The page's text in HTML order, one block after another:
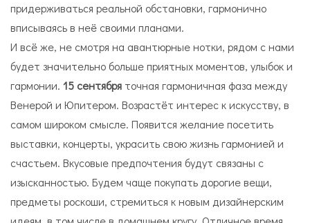
придерживаться реальной обстановки, гармонично
вписываясь в неё своими планами.
И всё же, не смотря на авантюрные нотки, рядом с нами
будет значительно больше приятных моментов, улыбок и
гармонии. 15 сентября точная гармоничная фаза между
Венерой и Юпитером. Возрастёт интерес к искусству, в
самом широком смысле. Появится желание посетить
выставки, концерты, украсить свою жизнь гармонией и
счастьем. Вкусовые предпочтения будут связаны с
изысканностью. Будем чаще покупать дорогие вещи,
предметы роскоши, стремиться к новым дизайнерским